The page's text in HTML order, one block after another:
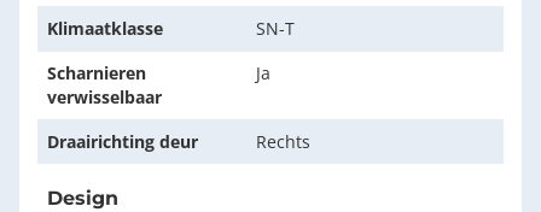
Klimaatklasse
SN-T
Scharnieren
verwisselbaar
Ja
Draairichting deur Rechts
Design